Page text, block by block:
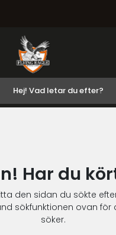
Har du
den sidan du sökte
sökfunktionen ovan
söker.